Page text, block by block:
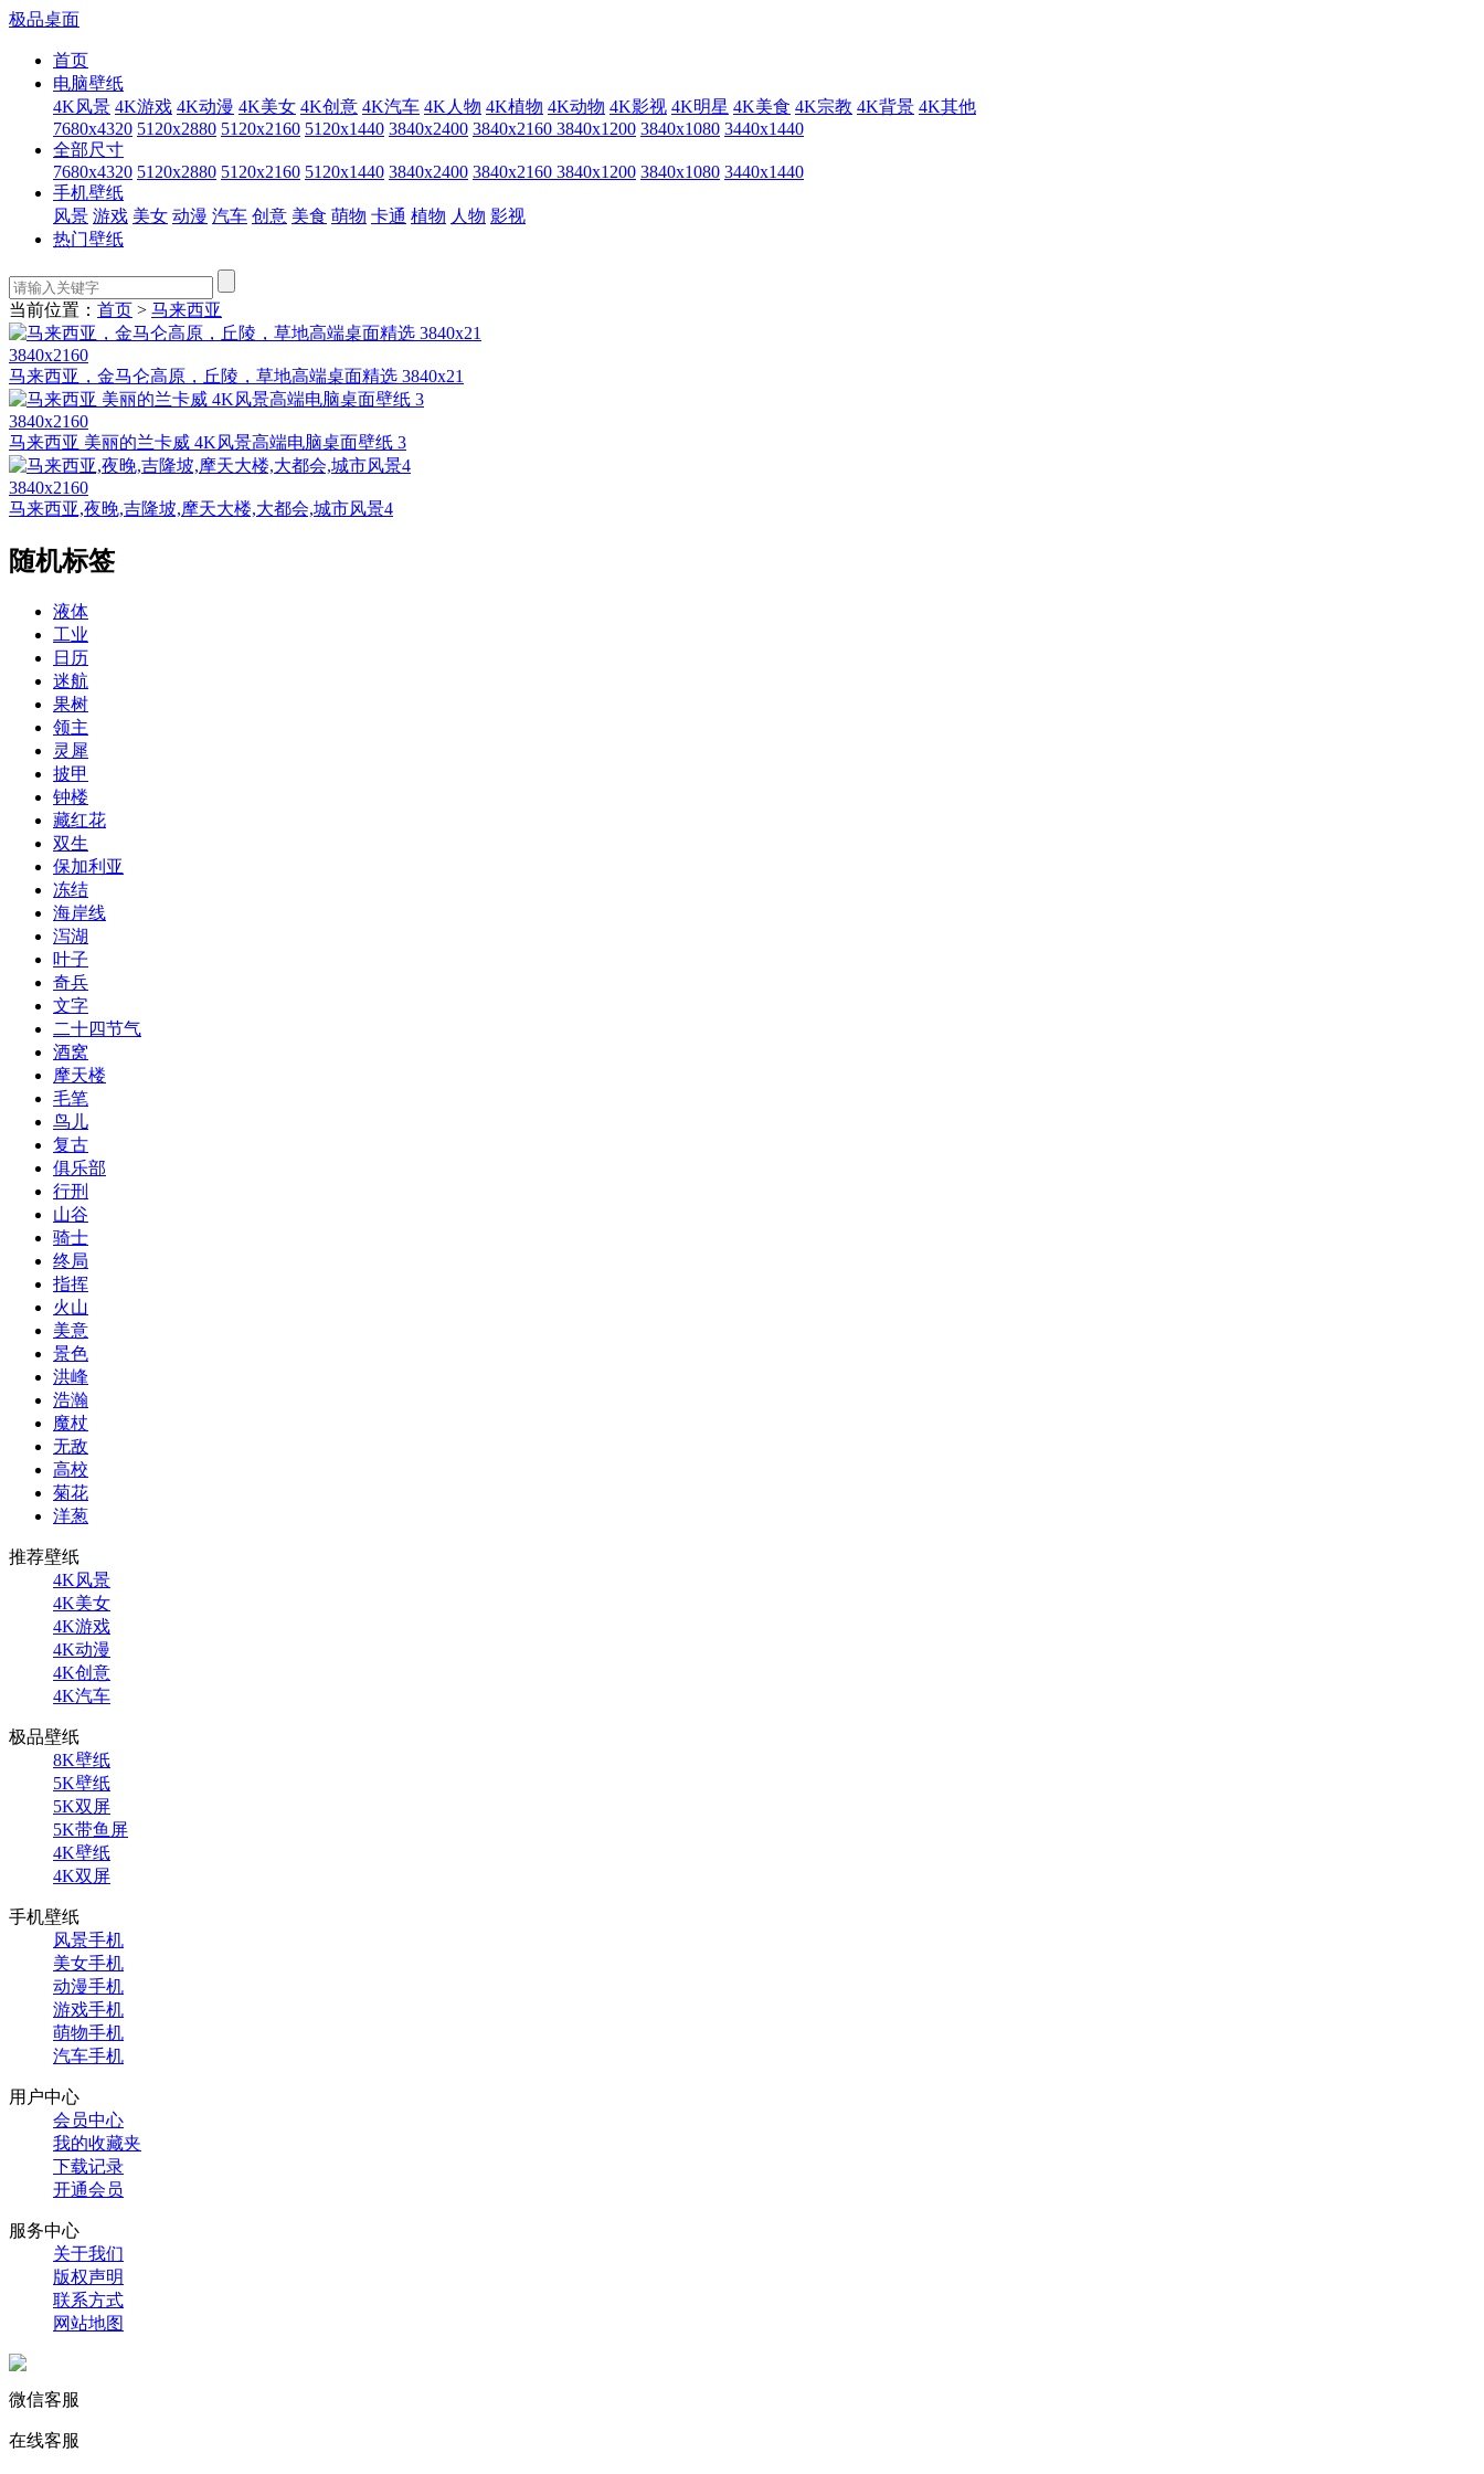
极品桌面
首页
电脑壁纸
4K风景 4K游戏 4K动漫 4K美女 4K创意 4K汽车 4K人物 4K植物 4K动物 4K影视 4K明星 4K美食 4K宗教 4K背景 4K其他
7680x4320 5120x2880 5120x2160 5120x1440 3840x2400 3840x2160 3840x1200 3840x1080 3440x1440
全部尺寸
7680x4320 5120x2880 5120x2160 5120x1440 3840x2400 3840x2160 3840x1200 3840x1080 3440x1440
手机壁纸
风景 游戏 美女 动漫 汽车 创意 美食 萌物 卡通 植物 人物 影视
热门壁纸
当前位置： 首页 > 马来西亚
3840x2160
马来西亚，金马仑高原，丘陵，草地高端桌面精选 3840x21
3840x2160
马来西亚 美丽的兰卡威 4K风景高端电脑桌面壁纸 3
3840x2160
马来西亚,夜晚,吉隆坡,摩天大楼,大都会,城市风景4
随机标签
液体
工业
日历
迷航
果树
领主
灵犀
披甲
钟楼
藏红花
双生
保加利亚
冻结
海岸线
泻湖
叶子
奇兵
文字
二十四节气
酒窝
摩天楼
毛笔
鸟儿
复古
俱乐部
行刑
山谷
骑士
终局
指挥
火山
美意
景色
洪峰
浩瀚
魔杖
无敌
高校
菊花
洋葱
推荐壁纸
4K风景
4K美女
4K游戏
4K动漫
4K创意
4K汽车
极品壁纸
8K壁纸
5K壁纸
5K双屏
5K带鱼屏
4K壁纸
4K双屏
手机壁纸
风景手机
美女手机
动漫手机
游戏手机
萌物手机
汽车手机
用户中心
会员中心
我的收藏夹
下载记录
开通会员
服务中心
关于我们
版权声明
联系方式
网站地图
微信客服
在线客服